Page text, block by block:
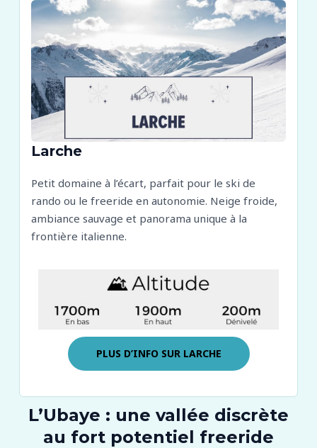
Larche
Petit domaine à l’écart, parfait pour le ski de
rando ou le freeride en autonomie. Neige froide,
ambiance sauvage et panorama unique à la
frontière italienne.
PLUS D’INFO SUR LARCHE
L’Ubaye : une vallée discrète
au fort potentiel freeride